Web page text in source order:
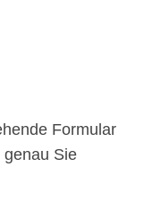
Formular
Sie